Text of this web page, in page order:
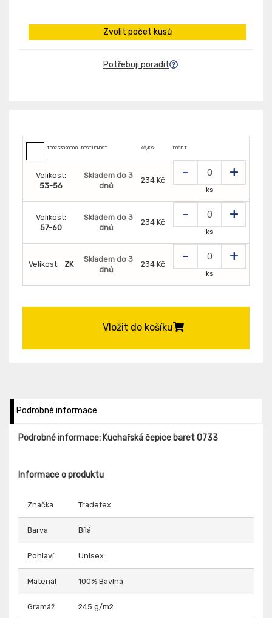
Zvolit počet kusů
Potřebuji poradit
TD0733020000000DOSTUPNOST KČ/KS: POČET
Velikost:
53-56
Skladem do 3
dnů
234 Kč - +
ks
Velikost:
57-60
Skladem do 3
dnů
234 Kč - +
ks
Velikost: ZK
Skladem do 3
dnů
234 Kč - +
ks
Vložit do košíku
Podrobné informace
Podrobné informace: Kuchařská čepice baret 0733
Informace o produktu
Značka Tradetex
Barva Bílá
Pohlaví Unisex
Materiál 100% Bavlna
Gramáž 245 g/m2